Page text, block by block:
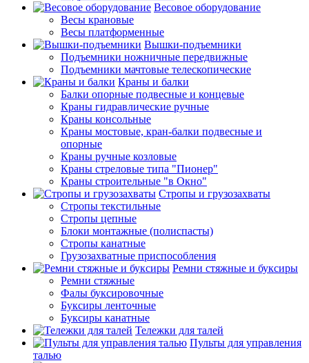
Весовое оборудование
Весы крановые
Весы платформенные
Вышки-подъемники
Подъемники ножничные передвижные
Подъемники мачтовые телескопические
Краны и балки
Балки опорные подвесные и концевые
Краны гидравлические ручные
Краны консольные
Краны мостовые, кран-балки подвесные и
опорные
Краны ручные козловые
Краны стреловые типа "Пионер"
Краны строительные "в Окно"
Стропы и грузозахваты
Стропы текстильные
Стропы цепные
Блоки монтажные (полиспасты)
Стропы канатные
Грузозахватные приспособления
Ремни стяжные и буксиры
Ремни стяжные
Фалы буксировочные
Буксиры ленточные
Буксиры канатные
Тележки для талей
Пульты для управления
талью